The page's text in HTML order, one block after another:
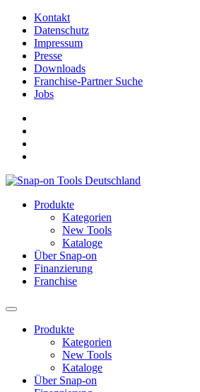
Kontakt
Datenschutz
Impressum
Presse
Downloads
Franchise-Partner Suche
Jobs
Produkte
Kategorien
New Tools
Kataloge
Über Snap-on
Finanzierung
Franchise
Produkte
Kategorien
New Tools
Kataloge
Über Snap-on